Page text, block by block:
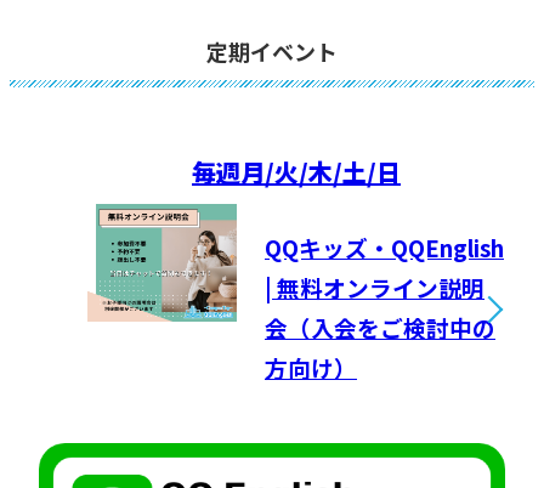
定期イベント
毎週月/火/木/土/日
QQキッズ・QQEnglish
| 無料オンライン説明
会（入会をご検討中の
方向け）